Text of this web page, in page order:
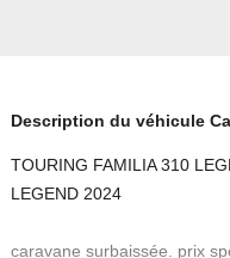
Description du véhicule
TOURING FAMILIA 310
LEGEND 2024
caravane surbaissée. prix